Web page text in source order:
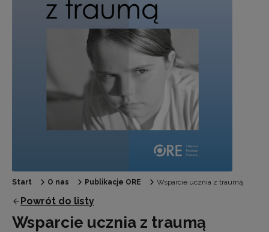
Start O nas Publikacje ORE Wsparcie ucznia z traumą
Powrót do listy
Wsparcie ucznia z traumą